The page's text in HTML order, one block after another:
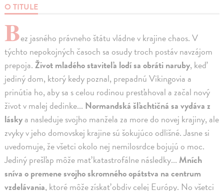
O TITULE
Bez jasného právneho štátu vládne v krajine chaos. V
týchto nepokojných časoch sa osudy troch postáv navzájom
prepoja.Život mladého staviteľa lodí sa obráti naruby, keď
jediný dom, ktorý kedy poznal, prepadnú Vikingovia a
prinútia ho, aby sa s celou rodinou presťahoval a začal nový
život v malej dedinke... Normandská šľachtičná sa vydáva z
láskya nasleduje svojho manžela za more do novej krajiny, ale
zvyky v jeho domovskej krajine sú šokujúco odlišné. Jasne si
uvedomuje, že všetci okolo nej nemilosrdce bojujú o moc.
Jediný prešľap môže mať katastrofálne následky... Mních
sníva o premene svojho skromného opátstva na centrum
vzdelávania, ktoré môže získať obdiv celej Európy. No všetci